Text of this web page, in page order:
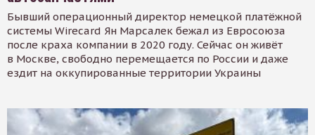
Бывший операционный директор немецкой платёжной
системы Wirecard Ян Марсалек бежал из Евросоюза
после краха компании в 2020 году. Сейчас он живёт
в Москве, свободно перемещается по России и даже
ездит на оккупированные территории Украины